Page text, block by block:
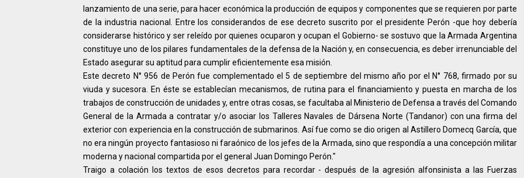
lanzamiento de una serie, para hacer económica la producción de equipos y componentes que se requieren por parte
de la industria nacional. Entre los considerandos de ese decreto suscrito por el presidente Perón -que hoy debería
considerarse histórico y ser releído por quienes ocuparon y ocupan el Gobierno- se sostuvo que la Armada Argentina
constituye uno de los pilares fundamentales de la defensa de la Nación y, en consecuencia, es deber irrenunciable del
Estado asegurar su aptitud para cumplir eficientemente esa misión.
Este decreto N° 956 de Perón fue complementado el 5 de septiembre del mismo año por el N° 768, firmado por su
viuda y sucesora. En éste se establecían mecanismos, de rutina para el financiamiento y puesta en marcha de los
trabajos de construcción de unidades y, entre otras cosas, se facultaba al Ministerio de Defensa a través del Comando
General de la Armada a contratar y/o asociar los Talleres Navales de Dársena Norte (Tandanor) con una firma del
exterior con experiencia en la construcción de submarinos. Así fue como se dio origen al Astillero Domecq García, que
no era ningún proyecto fantasioso ni faraónico de los jefes de la Armada, sino que respondía a una concepción militar
moderna y nacional compartida por el general Juan Domingo Perón."
Traigo a colación los textos de esos decretos para recordar - después de la agresión alfonsinista a las Fuerzas